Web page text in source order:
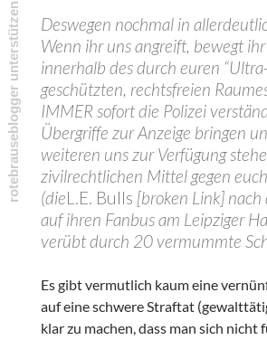
Deswegen nochmal in
Wenn ihr uns angreift, bewegt
innerhalb des durch euren
geschützten, rechtsfreien
IMMER sofort die Polizei
Übergriffe zur Anzeige bringen
weiteren uns zur Verfügung
zivilrechtlichen Mittel gegen
(dieL.E. Bulls [broken Link]
auf ihren Fanbus am Leipziger
verübt durch 20 vermummte
Es gibt vermutlich kaum eine
auf eine schwere Straftat
klar zu machen, dass man sich nicht
rotebrauseblogger unterstützen